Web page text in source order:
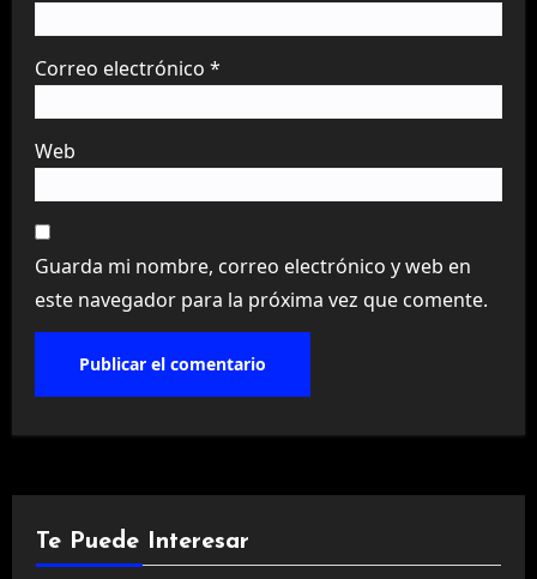
Correo electrónico *
Web
Guarda mi nombre, correo electrónico y web en
este navegador para la próxima vez que comente.
Te Puede Interesar